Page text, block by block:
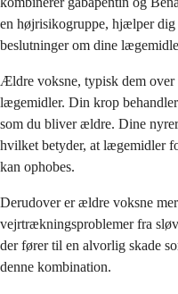
en højrisikogruppe, hjælper
beslutninger om dine
Ældre voksne, typisk dem over
lægemidler. Din krop
som du bliver ældre. Dine
hvilket betyder, at lægemidler
kan ophobes.
Derudover er ældre voksne
vejrtrækningsproblemer fra
der fører til en alvorlig skade
denne kombination.